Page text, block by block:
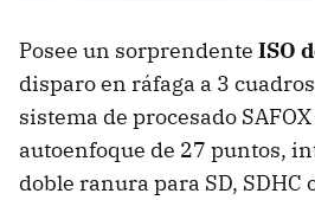
Posee un sorprendente ISO
disparo en ráfaga a 3
sistema de procesado
autoenfoque de 27 puntos,
doble ranura para SD, SDHC